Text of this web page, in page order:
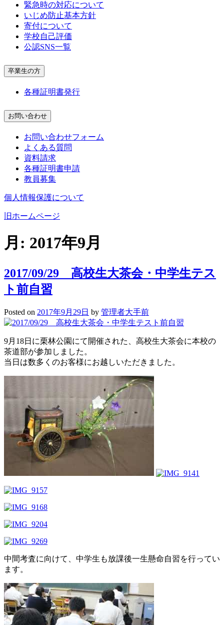
緊急時の対応について
いじめ防止基本方針
寄付について
学校自己評価
公認SNS一覧
卒業生の方
各種証明書発行
お問い合わせ
お問い合わせフォーム
よくある質問
資料請求
各種証明書申請
教員募集
個人情報保護について
旧ホームページ
月: 2017年9月
2017/09/29 高校生大茶会・中学生テス
ト前自習
Posted on 2017年9月29日 by 管理者大手前
9月18日に栗林公園にて開催された、高校生大茶会に本校の
茶道部が参加しました。
当日は数多くのお客様にお越しいただきました。
中間考査に向けて、中学生も放課後一生懸命自習を行ってい
ます。